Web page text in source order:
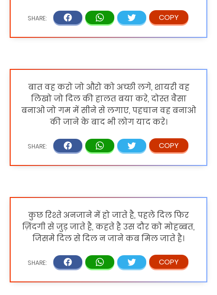
बात वह करो जो औरो को अच्छी लगे, शायरी वह
लिखो जो दिल की हालत बया करे, दोस्त वैसा
बनाओ जो गम में सीने से लगाए, पहचान वह बनाओ
की जाने के बाद भी लोग याद करे।
कुछ रिश्ते अनजाने में हो जाते है, पहले दिल फिर
ज़िंदगी से जुड़ जाते है, कहते है उस दौर को मोहब्बत,
जिसमे दिल से दिल न जाने कब मिल जाते है।